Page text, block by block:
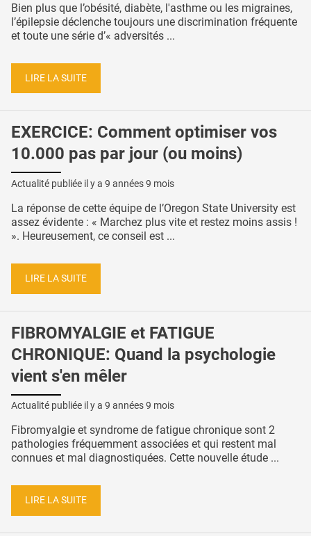
Bien plus que l’obésité, diabète, l'asthme ou les migraines,
l’épilepsie déclenche toujours une discrimination fréquente
et toute une série d’« adversités ...
LIRE LA SUITE
EXERCICE: Comment optimiser vos
10.000 pas par jour (ou moins)
Actualité publiée il y a 9 années 9 mois
La réponse de cette équipe de l’Oregon State University est
assez évidente : « Marchez plus vite et restez moins assis !
». Heureusement, ce conseil est ...
LIRE LA SUITE
FIBROMYALGIE et FATIGUE
CHRONIQUE: Quand la psychologie
vient s'en mêler
Actualité publiée il y a 9 années 9 mois
Fibromyalgie et syndrome de fatigue chronique sont 2
pathologies fréquemment associées et qui restent mal
connues et mal diagnostiquées. Cette nouvelle étude ...
LIRE LA SUITE